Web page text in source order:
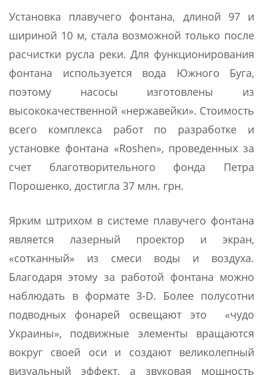
Установка плавучего фонтана, длиной 97 и
шириной 10 м, стала возможной только после
расчистки русла реки. Для функционирования
фонтана используется вода Южного Буга,
поэтому насосы изготовлены из
высококачественной «нержавейки». Стоимость
всего комплекса работ по разработке и
установке фонтана «Roshen», проведенных за
счет благотворительного фонда Петра
Порошенко, достигла 37 млн. грн.
Ярким штрихом в системе плавучего фонтана
является лазерный проектор и экран,
«сотканный» из смеси воды и воздуха.
Благодаря этому за работой фонтана можно
наблюдать в формате 3-D. Более полусотни
подводных фонарей освещают это «чудо
Украины», подвижные элементы вращаются
вокруг своей оси и создают великолепный
визуальный эффект, а звуковая мощность